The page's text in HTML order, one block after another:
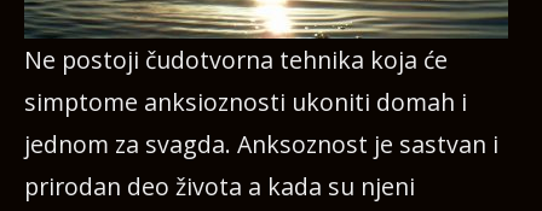
Ne postoji čudotvorna tehnika koja će
simptome anksioznosti ukoniti domah i
jednom za svagda. Anksoznost je sastvan i
prirodan deo života a kada su njeni